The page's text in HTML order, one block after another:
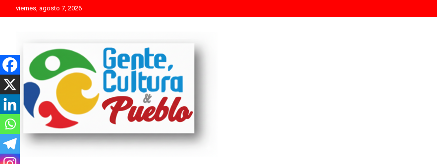
to
viernes, agosto 7, 2026
Es mejor molestar con la verdad que agradar con adulaciones